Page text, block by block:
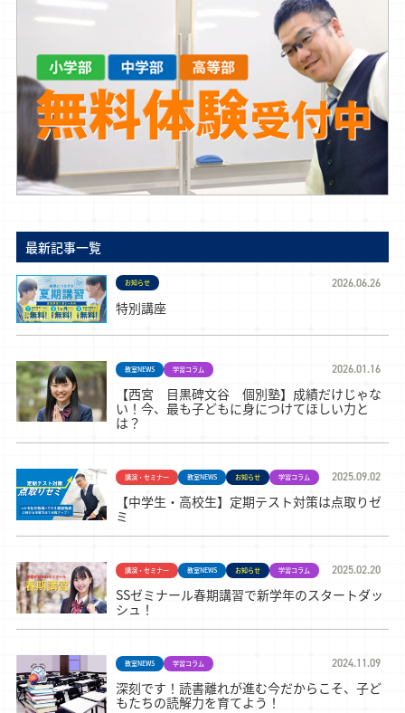
最新記事一覧
お知らせ 2026.06.26
特別講座
教室NEWS 学習コラム 2026.01.16
【西宮 目黒碑文谷 個別塾】成績だけじゃな
い！今、最も子どもに身につけてほしい力と
は？
講演・セミナー 教室NEWS お知らせ 学習コラム 2025.09.02
【中学生・高校生】定期テスト対策は点取りゼ
ミ
講演・セミナー 教室NEWS お知らせ 学習コラム 2025.02.20
SSゼミナール春期講習で新学年のスタートダッ
シュ！
教室NEWS 学習コラム 2024.11.09
深刻です！読書離れが進む今だからこそ、子ど
もたちの読解力を育てよう！